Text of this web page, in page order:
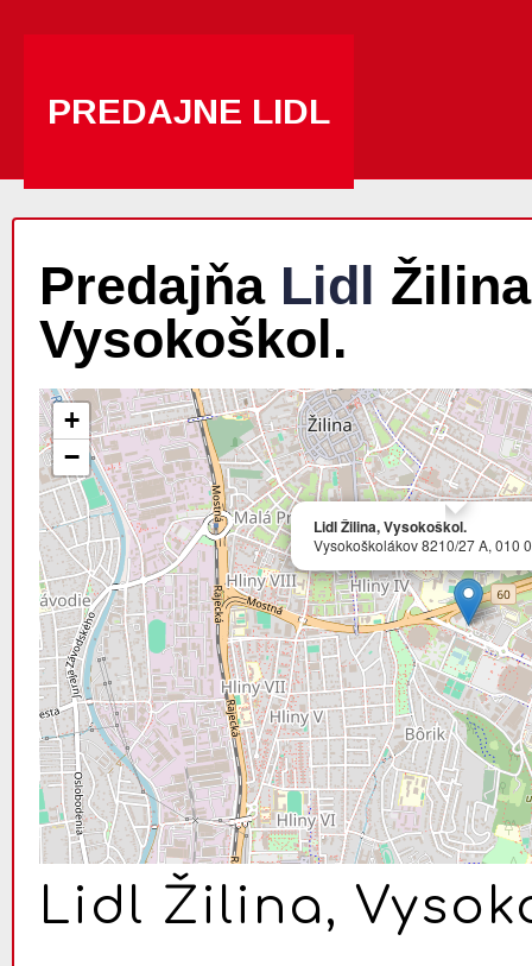
PREDAJNE LIDL
Predajňa Lidl
Vysokoškol.
Lidl Žilina, Vysokoškol.
Vysokoškolákov 8210/27 A, 010
+
−
Lidl Žilina,